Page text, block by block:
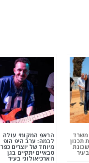
תכנון
הראפ המקומי עולה
לבמה: ערב היפ הופ
מיוחד של יוצרים כפר
סבאיים יתקיים בגן
הארכיאולוגי בעיר